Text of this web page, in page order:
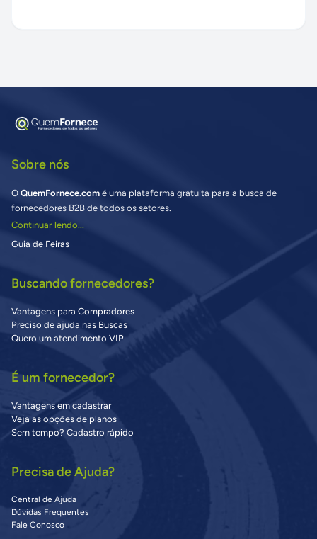
Sobre nós
O QuemFornece.com é uma plataforma gratuita para a busca de
fornecedores B2B de todos os setores.
Continuar lendo...
Guia de Feiras
Buscando fornecedores?
Vantagens para Compradores
Preciso de ajuda nas Buscas
Quero um atendimento VIP
É um fornecedor?
Vantagens em cadastrar
Veja as opções de planos
Sem tempo? Cadastro rápido
Precisa de Ajuda?
Central de Ajuda
Dúvidas Frequentes
Fale Conosco